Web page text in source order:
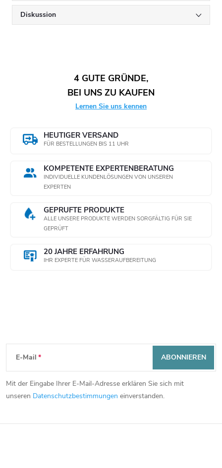
Diskussion
4 GUTE GRÜNDE,
BEI UNS ZU KAUFEN
Lernen Sie uns kennen
HEUTIGER VERSAND
FÜR BESTELLUNGEN BIS 11 UHR
KOMPETENTE EXPERTENBERATUNG
INDIVIDUELLE KUNDENLÖSUNGEN VON UNSEREN
EXPERTEN
GEPRÜFTE PRODUKTE
ALLE UNSERE PRODUKTE WERDEN SORGFÄLTIG FÜR SIE
GEPRÜFT
20 JAHRE ERFAHRUNG
IHR EXPERTE FÜR WASSERAUFBEREITUNG
F
u
ß
z
E-Mail
Mit der Eingabe Ihrer E-Mail-Adresse erklären Sie sich mit
unseren Datenschutzbestimmungen einverstanden.
ABONNIEREN